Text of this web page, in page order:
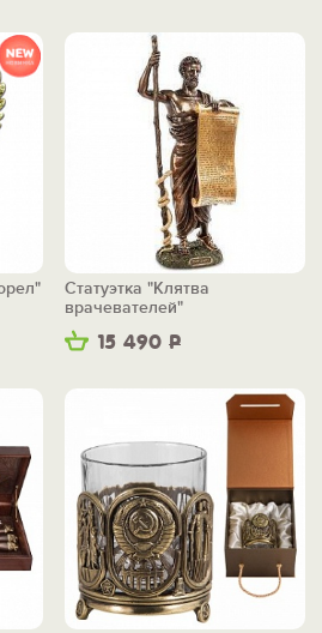
15 490 Р
Статуэтка "Клятва
врачевателей"